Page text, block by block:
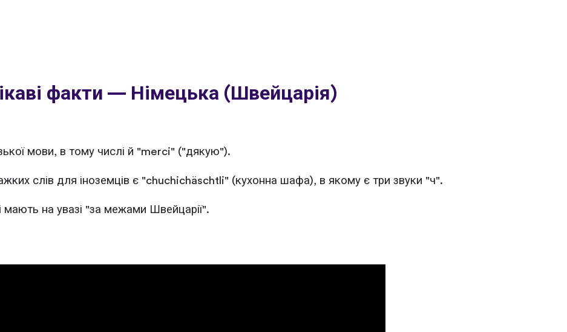
факти — Німецька (Швейцарія)
мови, в тому числі й "merci" ("дякую").
слів для іноземців є "chuchichäschtli" (кухонна шафа), в якому є три звуки "ч".
на увазі "за межами Швейцарії".